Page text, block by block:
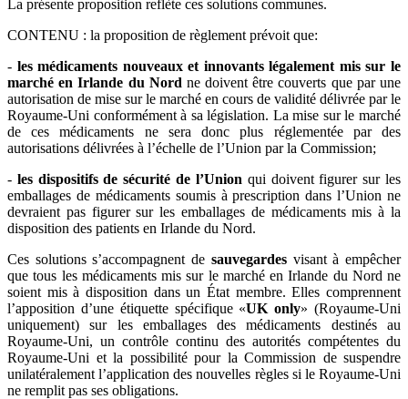
La présente proposition reflète ces solutions communes.
CONTENU : la proposition de règlement prévoit que:
- les médicaments nouveaux et innovants légalement mis sur le
marché en Irlande du Nord ne doivent être couverts que par une
autorisation de mise sur le marché en cours de validité délivrée par le
Royaume-Uni conformément à sa législation. La mise sur le marché
de ces médicaments ne sera donc plus réglementée par des
autorisations délivrées à l’échelle de l’Union par la Commission;
- les dispositifs de sécurité de l’Union qui doivent figurer sur les
emballages de médicaments soumis à prescription dans l’Union ne
devraient pas figurer sur les emballages de médicaments mis à la
disposition des patients en Irlande du Nord.
Ces solutions s’accompagnent de sauvegardesvisant à empêcher
que tous les médicaments mis sur le marché en Irlande du Nord ne
soient mis à disposition dans un État membre. Elles comprennent
l’apposition d’une étiquette spécifique «UK only» (Royaume-Uni
uniquement) sur les emballages des médicaments destinés au
Royaume-Uni, un contrôle continu des autorités compétentes du
Royaume-Uni et la possibilité pour la Commission de suspendre
unilatéralement l’application des nouvelles règles si le Royaume-Uni
ne remplit pas ses obligations.